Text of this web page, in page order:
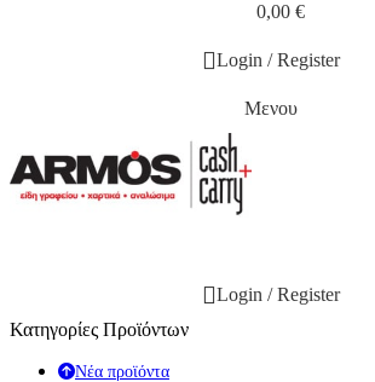
0,00 €
Login / Register
Μενου
Login / Register
Κατηγορίες Προϊόντων
Νέα προϊόντα